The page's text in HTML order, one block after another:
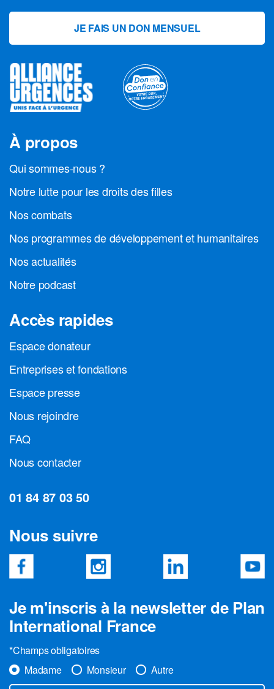
JE FAIS UN DON MENSUEL
À propos
Qui sommes-nous ?
Notre lutte pour les droits des filles
Nos combats
Nos programmes de développement et humanitaires
Nos actualités
Notre podcast
Accès rapides
Espace donateur
Entreprises et fondations
Espace presse
Nous rejoindre
FAQ
Nous contacter
01 84 87 03 50
Nous suivre
Je m'inscris à la newsletter de Plan
International France
*Champs obligatoires
Madame
Monsieur Autre